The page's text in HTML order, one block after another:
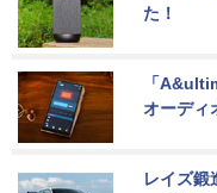
た！
「
オーディ
レイズ鍛